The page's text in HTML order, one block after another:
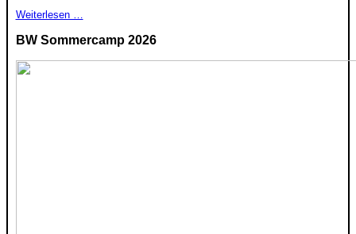
Weiterlesen …
BW Sommercamp 2026